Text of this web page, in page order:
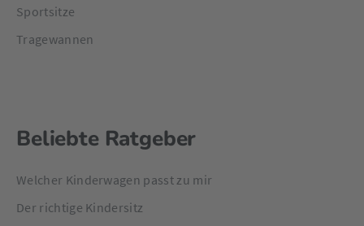
Sportsitze
Tragewannen
Beliebte Ratgeber
Welcher Kinderwagen passt zu mir
Der richtige Kindersitz